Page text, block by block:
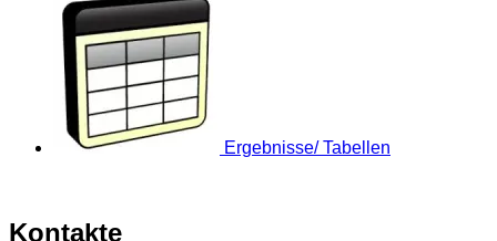
Ergebnisse/ Tabellen
Kontakte